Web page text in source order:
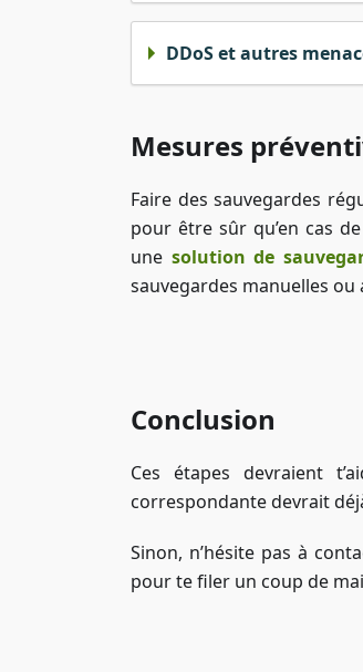
DDoS et autres
Mesures
Faire des sauvegardes
pour être sûr qu’en cas
une solution de
sauvegardes manuelles
Conclusion
Ces étapes devraient
correspondante devrait
Sinon, n’hésite pas à
pour te filer un coup de